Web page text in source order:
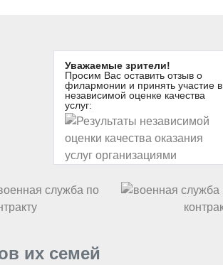
Уважаемые зрители!
Просим Вас оставить отзыв о
филармонии и принять участие в
независимой оценке качества
услуг:
их семей